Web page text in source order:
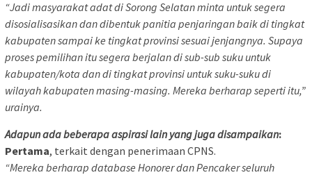
“Jadi masyarakat adat di Sorong Selatan minta untuk segera
disosialisasikan dan dibentuk panitia penjaringan baik di tingkat
kabupaten sampai ke tingkat provinsi sesuai jenjangnya. Supaya
proses pemilihan itu segera berjalan di sub-sub suku untuk
kabupaten/kota dan di tingkat provinsi untuk suku-suku di
wilayah kabupaten masing-masing. Mereka berharap seperti itu,”
urainya.
Adapun ada beberapa aspirasi lain yang juga disampaikan:
Pertama, terkait dengan penerimaan CPNS.
“Mereka berharap database Honorer dan Pencaker seluruh